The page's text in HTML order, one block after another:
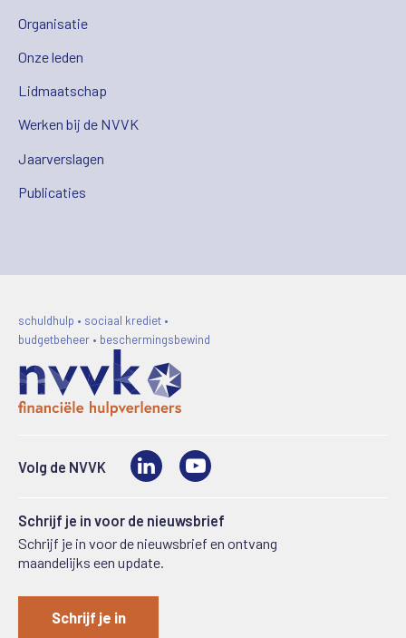
Organisatie
Onze leden
Lidmaatschap
Werken bij de NVVK
Jaarverslagen
Publicaties
schuldhulp • sociaal krediet •
budgetbeheer • beschermingsbewind
Volg de NVVK LinkedIn
Schrijf je in voor de nieuwsbrief
Schrijf je in voor de nieuwsbrief en ontvang
maandelijks een update.
Schrijf je in